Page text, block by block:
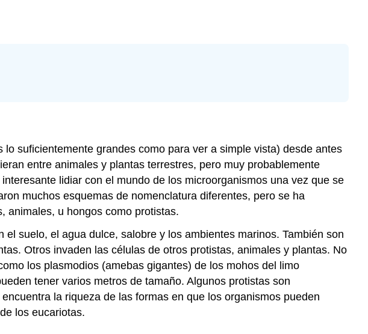
suficientemente grandes como para ver a simple vista) desde antes
entre animales y plantas terrestres, pero muy probablemente
lidiar con el mundo de los microorganismos una vez que se
muchos esquemas de nomenclatura diferentes, pero se ha
animales, u hongos como protistas.
suelo, el agua dulce, salobre y los ambientes marinos. También son
Otros invaden las células de otros protistas, animales y plantas. No
los plasmodios (amebas gigantes) de los mohos del limo
tener varios metros de tamaño. Algunos protistas son
la riqueza de las formas en que los organismos pueden
los eucariotas.